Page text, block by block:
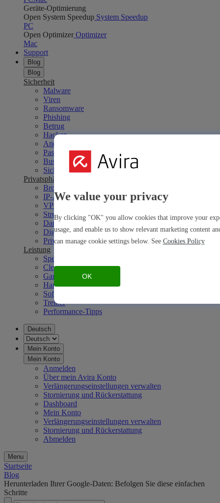
Geräte-Optimierung
Open System Speedup System Speedup
PC
Open Optimizer Optimizer
Mac
Support
Blog
Blog
Sicherheit
Malware
Viren
Ransomware
Phishing
Betrug
Hacken
Andere Bedrohungen
Passwörter
Business
Sicherheits-Tipps
Privatsphäre
Browser
IP-Adresse
VPN
Streaming
Dark Web
Digitales Leben
Privatsphäre-Tipps
Leistung
Speed
Cleaning
Gaming
Hardware
Software
Treiber
Performance-Tipps
Deutsch
Mein Konto
Mein Konto
Anmelden
Über mein Avira Konto
Verlängerungseinstellungen verwalten
Stornierung und Rückerstattung
Dashboard
Mein Konto
Verlängerungseinstellungen verwalten
Stornierung und Rückerstattung
Abmelden
Menu
Startseite
Blog
Herunterladen Ihrer Google-Daten: Befolgen Sie diese einfachen
Schritte
We value your privacy
By clicking "OK" you allow cookies that improve your
usage, and enable us to show relevant marketing content
can manage cookie settings below. See Cookies Policy
OK